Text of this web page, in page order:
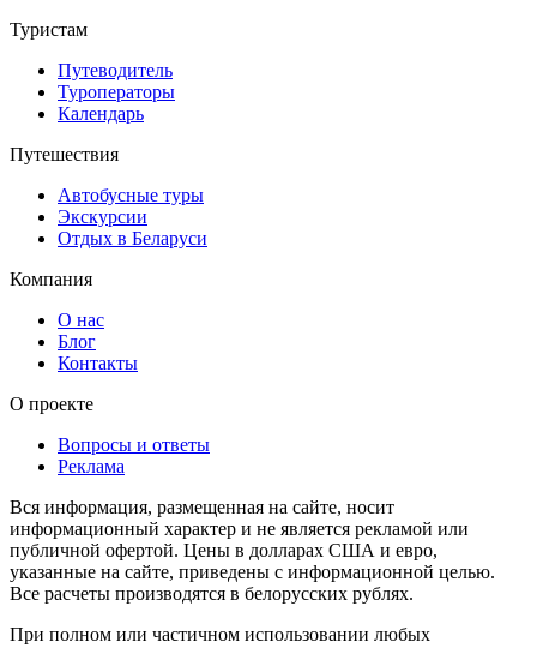
Туристам
Путеводитель
Туроператоры
Календарь
Путешествия
Автобусные туры
Экскурсии
Отдых в Беларуси
Компания
О нас
Блог
Контакты
О проекте
Вопросы и ответы
Реклама
Вся информация, размещенная на сайте, носит
информационный характер и не является рекламой или
публичной офертой. Цены в долларах США и евро,
указанные на сайте, приведены с информационной целью.
Все расчеты производятся в белорусских рублях.
При полном или частичном использовании любых